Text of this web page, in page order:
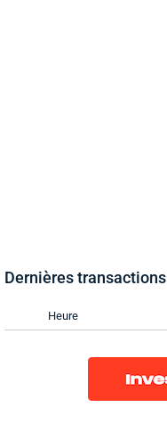
Dernières transactions
Heure